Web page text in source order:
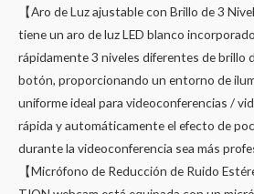
【Aro de Luz ajustable con Brillo de 3
tiene un aro de luz LED blanco
rápidamente 3 niveles diferentes de brillo
botón, proporcionando un entorno de
uniforme ideal para videoconferencias /
rápida y automáticamente el efecto de
durante la videoconferencia sea más
【Micrófono de Reducción de Ruido